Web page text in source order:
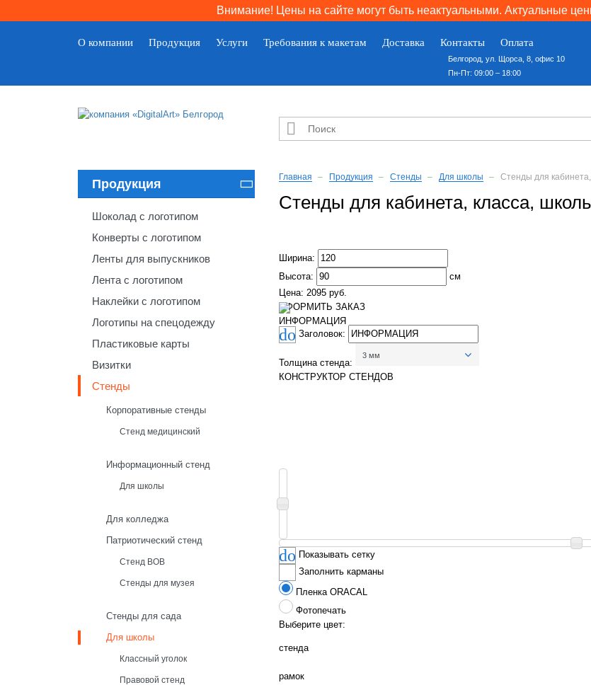
Внимание! Цены на сайте могут быть неактуальными. Актуальные
О компании Продукция Услуги Требования к макетам Доставка Контакты Оплата
Белгород, ул. Щорса, 8, офис 10
Пн-Пт: 09:00 – 18:00

Продукция 
Шоколад с логотипом
Конверты с логотипом
Ленты для выпускников
Лента с логотипом
Наклейки с логотипом
Логотипы на спецодежду
Пластиковые карты
Визитки
Стенды
Корпоративные стенды
Стенд медицинский
Информационный стенд
Для школы
Для колледжа
Патриотический стенд
Стенд ВОВ
Стенды для музея
Стенды для сада
Для школы
Классный уголок
Правовой стенд
Главная Продукция Стенды Для школы Стенды для
Стенды для кабинета, класса,
Ширина:
Высота:
см
Цена:2095 руб.
ОФОРМИТЬ ЗАКАЗ
Заголовок:
Толщина стенда:
3 мм
КОНСТРУКТОР СТЕНДОВ
ИНФОРМАЦИЯ
Показывать сетку
Заполнить карманы
Пленка ORACAL
Фотопечать
Выберите цвет:
стенда
рамок